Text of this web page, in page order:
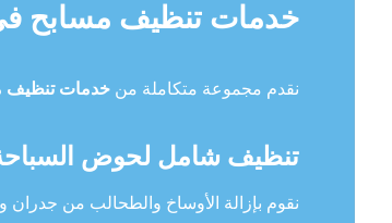
خدمات تنظيف مسابح في
نقدم مجموعة متكاملة من خدمات تنظيف
تنظيف شامل لحوض
نقوم بإزالة الأوساخ والطحالب من